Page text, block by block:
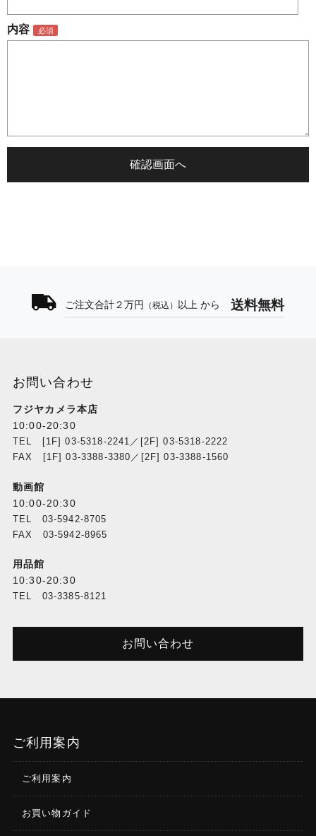
内容
ご注文合計２万円 （税込） 以上 から 送料無料
お問い合わせ
フジヤカメラ本店
10:00-20:30
TEL [1F] 03-5318-2241／[2F] 03-5318-2222
FAX [1F] 03-3388-3380／[2F] 03-3388-1560
動画館
10:00-20:30
TEL 03-5942-8705
FAX 03-5942-8965
用品館
10:30-20:30
TEL 03-3385-8121
お問い合わせ
ご利用案内
ご利用案内
お買い物ガイド